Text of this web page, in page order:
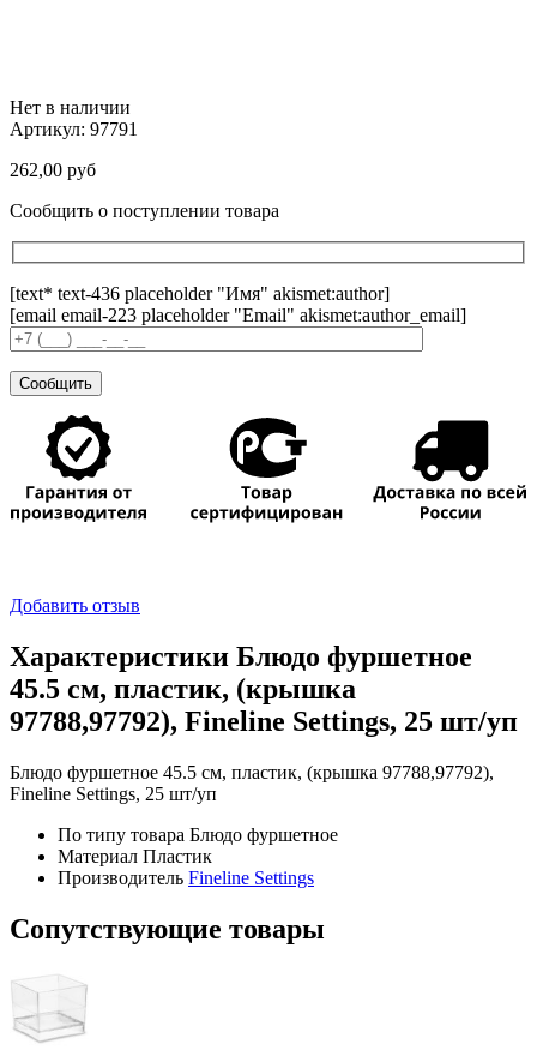
Нет в наличии
Артикул: 97791
262,00 руб
Сообщить о поступлении товара
[text* text-436 placeholder "Имя" akismet:author]
[email email-223 placeholder "Email" akismet:author_email]
Добавить отзыв
Характеристики Блюдо фуршетное
45.5 см, пластик, (крышка
97788,97792), Fineline Settings, 25 шт/уп
Блюдо фуршетное 45.5 см, пластик, (крышка 97788,97792),
Fineline Settings, 25 шт/уп
По типу товара Блюдо фуршетное
Материал Пластик
Производитель Fineline Settings
Сопутствующие товары